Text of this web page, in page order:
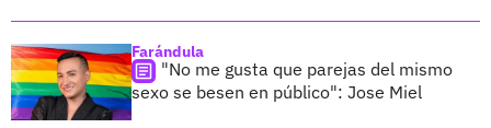
Farándula
"No me gusta que parejas del mismo
sexo se besen en público": Jose Miel